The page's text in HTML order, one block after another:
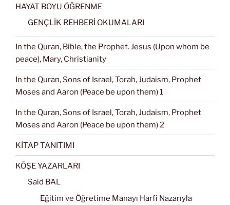
HAYAT BOYU ÖĞRENME
GENÇLİK REHBERİ OKUMALARI
In the Quran, Bible, the Prophet. Jesus (Upon whom be
peace), Mary, Christianity
In the Quran, Sons of Israel, Torah, Judaism, Prophet
Moses and Aaron (Peace be upon them) 1
In the Quran, Sons of Israel, Torah, Judaism, Prophet
Moses and Aaron (Peace be upon them) 2
KİTAP TANITIMI
KÖŞE YAZARLARI
Said BAL
Eğitim ve Öğretime Manayı Harfi Nazarıyla